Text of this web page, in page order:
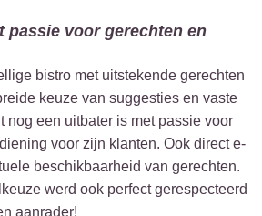
passie voor gerechten en
bistro met uitstekende gerechten
keuze van suggesties en vaste
nog een uitbater is met passie voor
voor zijn klanten. Ook direct e-
beschikbaarheid van gerechten.
werd ook perfect gerespecteerd
aanrader!